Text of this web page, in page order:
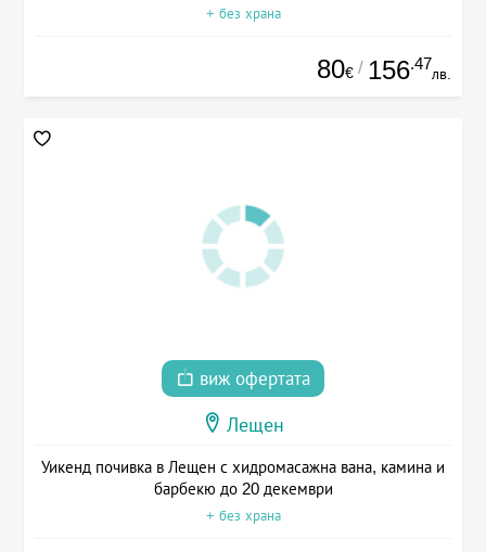
+ без храна
80€ / 156.47
лв.
виж офертата
Лещен
Уикенд почивка в Лещен с хидромасажна вана, камина и
барбекю до 20 декември
+ без храна